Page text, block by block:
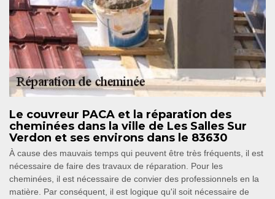
Le couvreur PACA et la réparation des
cheminées dans la ville de Les Salles Sur
Verdon et ses environs dans le 83630
À cause des mauvais temps qui peuvent être très fréquents, il est
nécessaire de faire des travaux de réparation. Pour les
cheminées, il est nécessaire de convier des professionnels en la
matière. Par conséquent, il est logique qu'il soit nécessaire de